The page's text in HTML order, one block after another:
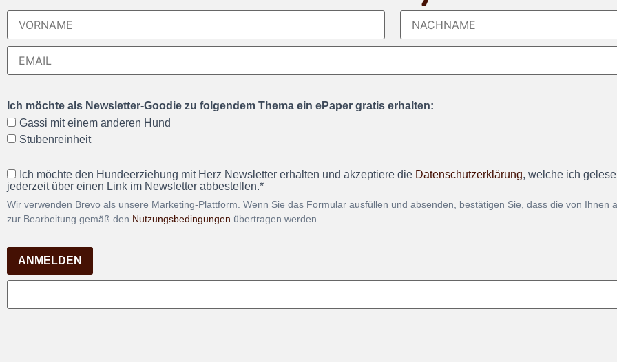
Ich möchte als Newsletter-Goodie zu folgendem Thema ein ePaper gratis erhalten:
Gassi mit einem anderen Hund
Stubenreinheit
Ich möchte den Hundeerziehung mit Herz Newsletter erhalten und akzeptiere die Datenschutzerklärung, welche ich
jederzeit über einen Link im Newsletter abbestellen.*
Wir verwenden Brevo als unsere Marketing-Plattform. Wenn Sie das Formular ausfüllen und absenden, bestätigen Sie, dass die von Ihnen
zur Bearbeitung gemäß den Nutzungsbedingungen übertragen werden.
ANMELDEN